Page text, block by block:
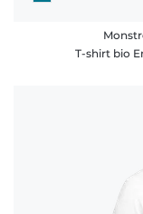
T-shirt bio